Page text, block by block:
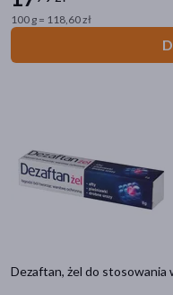
100 g = 118,60 zł
Dezaftan, żel do stosowania